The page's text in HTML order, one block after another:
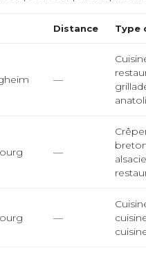
Distance Type
—
—
—